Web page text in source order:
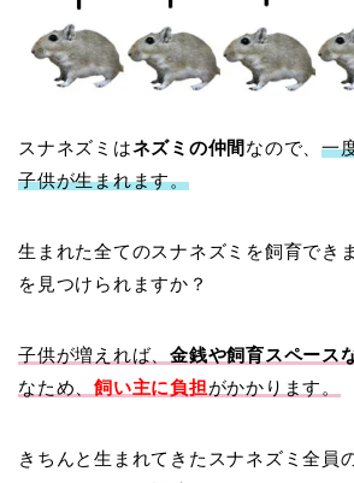
スナネズミはネズミの仲間 なので、一
子供が生まれます。
生まれた全てのスナネズミを飼育でき
を見つけられますか？
子供が増えれば、金銭や飼育スペース
なため、飼い主に負担がかかります。
きちんと生まれてきたスナネズミ全員